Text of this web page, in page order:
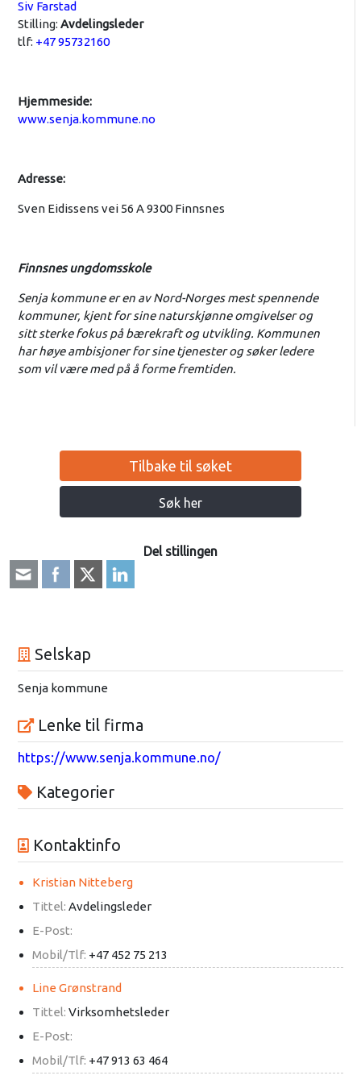
Siv Farstad
Stilling: Avdelingsleder
tlf: +47 95732160
Hjemmeside:
www.senja.kommune.no
Adresse:
Sven Eidissens vei 56 A 9300 Finnsnes
Finnsnes ungdomsskole
Senja kommune er en av Nord-Norges mest spennende
kommuner, kjent for sine naturskjønne omgivelser og
sitt sterke fokus på bærekraft og utvikling. Kommunen
har høye ambisjoner for sine tjenester og søker ledere
som vil være med på å forme fremtiden.
Tilbake til søket
Søk her
Del stillingen
Selskap
Senja kommune
Lenke til firma
https://www.senja.kommune.no/
Kategorier
Kontaktinfo
Kristian Nitteberg
Tittel: Avdelingsleder
E-Post:
Mobil/Tlf: +47 452 75 213
Line Grønstrand
Tittel: Virksomhetsleder
E-Post:
Mobil/Tlf: +47 913 63 464